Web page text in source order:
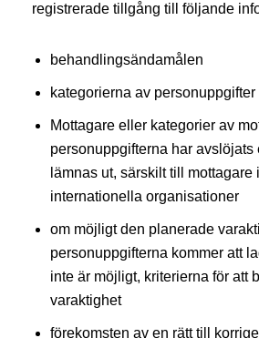
registrerade tillgång till följande
behandlingsändamålen
kategorierna av
Mottagare eller kategorier av
personuppgifterna har avslöjats
lämnas ut, särskilt till mottagare
internationella organisationer
om möjligt den planerade
personuppgifterna kommer att
inte är möjligt, kriterierna för att
varaktighet
förekomsten av en rätt till